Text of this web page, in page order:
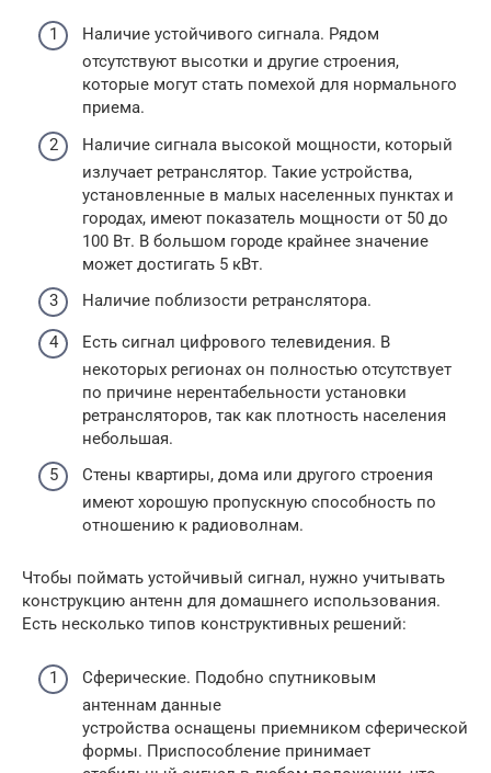
Наличие устойчивого сигнала. Рядом
отсутствуют высотки и другие строения,
которые могут стать помехой для нормального
приема.
Наличие сигнала высокой мощности, который
излучает ретранслятор. Такие устройства,
установленные в малых населенных пунктах и
городах, имеют показатель мощности от 50 до
100 Вт. В большом городе крайнее значение
может достигать 5 кВт.
Наличие поблизости ретранслятора.
Есть сигнал цифрового телевидения. В
некоторых регионах он полностью отсутствует
по причине нерентабельности установки
ретрансляторов, так как плотность населения
небольшая.
Стены квартиры, дома или другого строения
имеют хорошую пропускную способность по
отношению к радиоволнам.
Чтобы поймать устойчивый сигнал, нужно учитывать
конструкцию антенн для домашнего использования.
Есть несколько типов конструктивных решений:
Сферические. Подобно спутниковым
антеннам данные
устройства оснащены приемником сферической
формы. Приспособление принимает